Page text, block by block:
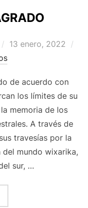
Publicado
13 enero, 2022
de acuerdo con
los límites de su
memoria de los
A través de
travesías por la
mundo wixarika,
sur, …
SAGRADO»